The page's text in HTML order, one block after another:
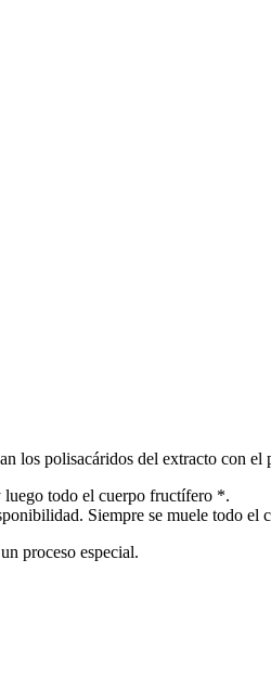
los polisacáridos del extracto con
luego todo el cuerpo fructífero *.
Siempre se muele todo el
proceso especial.